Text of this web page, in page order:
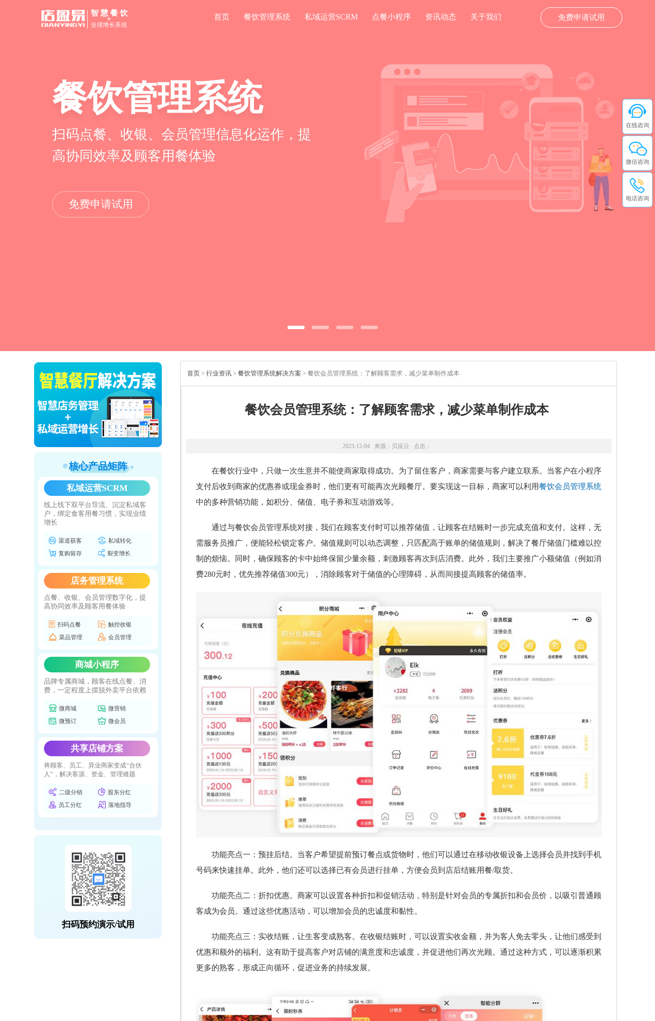
免费申请试用
智慧餐饮
+
业绩增长系统
首页 餐饮管理系统 私域运营SCRM 点餐小程序 资讯动态 关于我们
餐饮管理系统
扫码点餐、收银、会员管理信息化运作，提
高协同效率及顾客用餐体验
免费申请试用
核心产品矩阵
私域运营SCRM
线上线下双平台导流、沉淀私域客
户，绑定食客用餐习惯，实现业绩
增长
渠道获客
私域转化
复购留存
裂变增长
店务管理系统
点餐、收银、会员管理数字化，提
高协同效率及顾客用餐体验
扫码点餐
触控收银
菜品管理
会员管理
商城小程序
品牌专属商城，顾客在线点餐、消
费，一定程度上摆脱外卖平台依赖
微商城
微营销
微预订
微会员
共享店铺方案
将顾客、员工、异业商家变成“合伙
人”，解决客源、资金、管理难题
二级分销
股东分红
员工分红
落地指导
扫码预约演示/试用
首页 > 行业资讯 > 餐饮管理系统解决方案 > 餐饮会员管理系统：了解顾客需求，减少菜单制作成本
餐饮会员管理系统：了解顾客需求，减少菜单制作成本
2023-12-04 来源： 贝应云 点击：
在餐饮行业中，只做一次生意并不能使商家取得成功。为了留住客户，商家需要与客户建立联系。当客户在小程序
支付后收到商家的优惠券或现金券时，他们更有可能再次光顾餐厅。要实现这一目标，商家可以利用餐饮会员管理系统
中的多种营销功能，如积分、储值、电子券和互动游戏等。
通过与餐饮会员管理系统对接，我们在顾客支付时可以推荐储值，让顾客在结账时一步完成充值和支付。这样，无
需服务员推广，便能轻松锁定客户。储值规则可以动态调整，只匹配高于账单的储值规则，解决了餐厅储值门槛难以控
制的烦恼。同时，确保顾客的卡中始终保留少量余额，刺激顾客再次到店消费。此外，我们主要推广小额储值（例如消
费280元时，优先推荐储值300元），消除顾客对于储值的心理障碍，从而间接提高顾客的储值率。
功能亮点一：预挂后结。当客户希望提前预订餐点或货物时，他们可以通过在移动收银设备上选择会员并找到手机
号码来快速挂单。此外，他们还可以选择已有会员进行挂单，方便会员到店后结账用餐/取货。
功能亮点二：折扣优惠。商家可以设置各种折扣和促销活动，特别是针对会员的专属折扣和会员价，以吸引普通顾
客成为会员。通过这些优惠活动，可以增加会员的忠诚度和黏性。
功能亮点三：实收结账，让生客变成熟客。在收银结账时，可以设置实收金额，并为客人免去零头，让他们感受到
优惠和额外的福利。这有助于提高客户对店铺的满意度和忠诚度，并促进他们再次光顾。通过这种方式，可以逐渐积累
更多的熟客，形成正向循环，促进业务的持续发展。
在线咨询
微信咨询
电话咨询